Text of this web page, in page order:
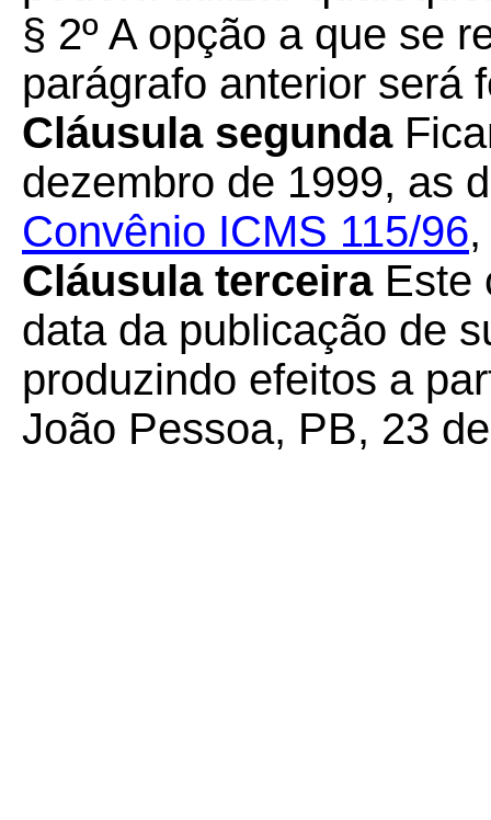
§ 2º A opção a que se
parágrafo anterior será
Cláusula segunda
dezembro de 1999, as
Convênio ICMS 115/96
Cláusula terceiraEste
data da publicação de
produzindo efeitos a
João Pessoa, PB, 23